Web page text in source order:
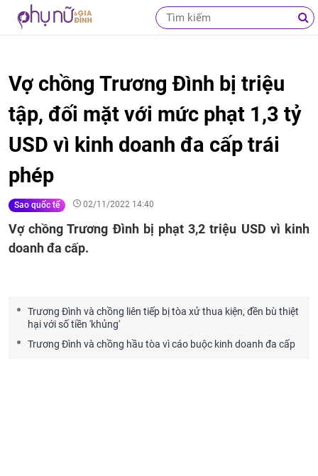
Vợ chồng Trương Đình bị triệu
tập, đối mặt với mức phạt 1,3 tỷ
USD vì kinh doanh đa cấp trái
phép
Sao quốc tế 02/11/2022 14:40
Vợ chồng Trương Đình bị phạt 3,2 triệu USD vì kinh
doanh đa cấp.
Trương Đình và chồng liên tiếp bị tòa xử thua kiện, đền bù thiệt
hại với số tiền 'khủng'
Trương Đình và chồng hầu tòa vì cáo buộc kinh doanh đa cấp